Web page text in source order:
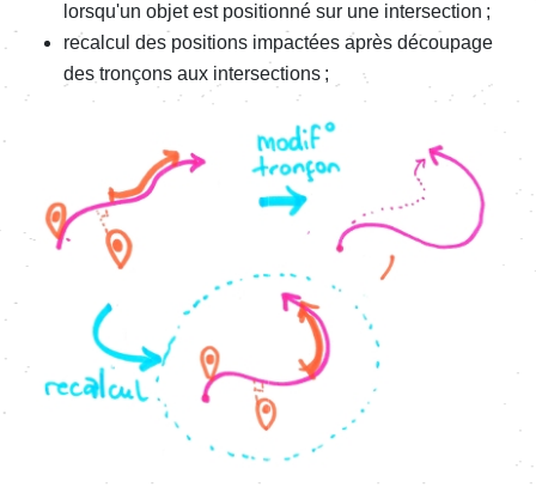
lorsqu'un objet est positionné sur une intersection ;
recalcul des positions impactées après découpage
des tronçons aux intersections ;